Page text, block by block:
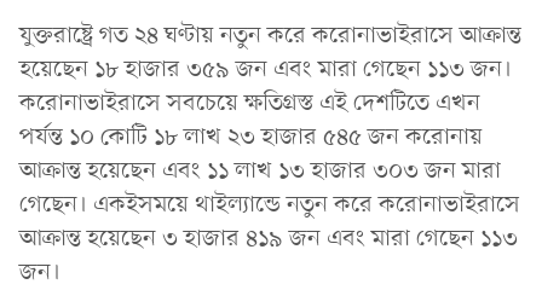
যুক্তরাষ্ট্রে গত ২৪ ঘণ্টায় নতুন করে করোনাভাইরাসে আক্রান্ত
হয়েছেন ১৮ হাজার ৩৫৯ জন এবং মারা গেছেন ১১৩ জন।
করোনাভাইরাসে সবচেয়ে ক্ষতিগ্রস্ত এই দেশটিতে এখন
পর্যন্ত ১০ কোটি ১৮ লাখ ২৩ হাজার ৫৪৫ জন করোনায়
আক্রান্ত হয়েছেন এবং ১১ লাখ ১৩ হাজার ৩০৩ জন মারা
গেছেন। একইসময়ে থাইল্যান্ডে নতুন করে করোনাভাইরাসে
আক্রান্ত হয়েছেন ৩ হাজার ৪১৯ জন এবং মারা গেছেন ১১৩
জন।